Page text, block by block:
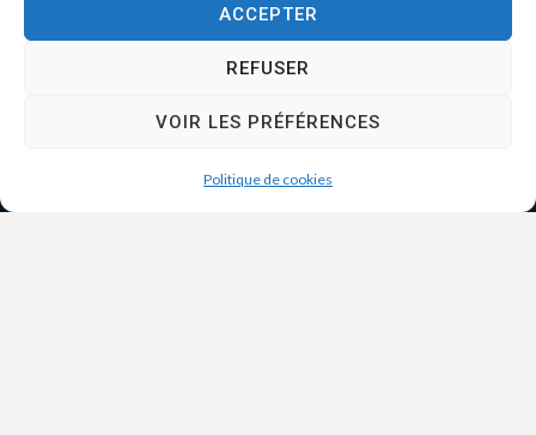
ACCEPTER
REFUSER
VOIR LES PRÉFÉRENCES
Politique de cookies